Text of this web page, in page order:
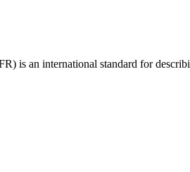
is an international standard for